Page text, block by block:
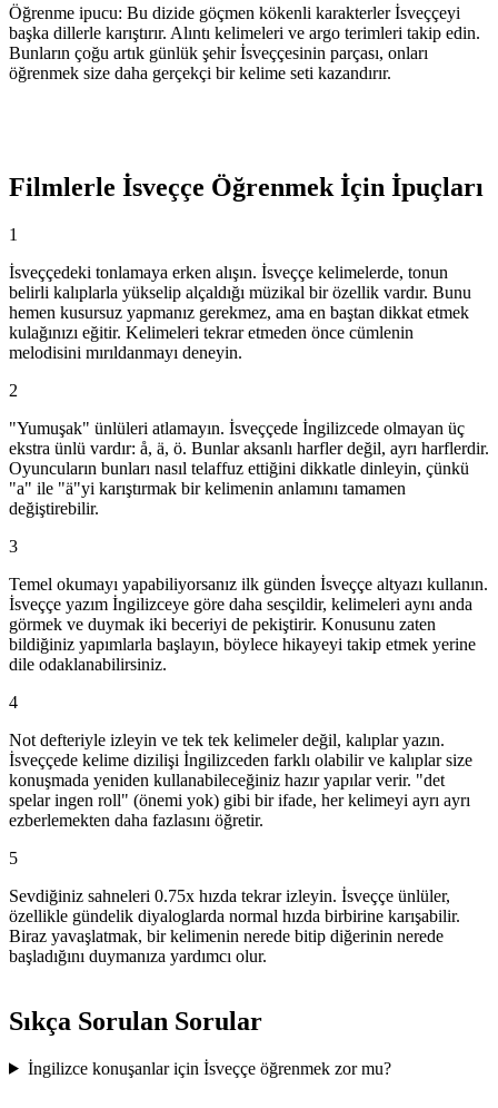
Öğrenme ipucu: Bu dizide göçmen kökenli karakterler İsveççeyi
başka dillerle karıştırır. Alıntı kelimeleri ve argo terimleri takip edin.
Bunların çoğu artık günlük şehir İsveççesinin parçası, onları
öğrenmek size daha gerçekçi bir kelime seti kazandırır.
Filmlerle İsveççe Öğrenmek İçin İpuçları
1
İsveççedeki tonlamaya erken alışın. İsveççe kelimelerde, tonun
belirli kalıplarla yükselip alçaldığı müzikal bir özellik vardır. Bunu
hemen kusursuz yapmanız gerekmez, ama en baştan dikkat etmek
kulağınızı eğitir. Kelimeleri tekrar etmeden önce cümlenin
melodisini mırıldanmayı deneyin.
2
"Yumuşak" ünlüleri atlamayın. İsveççede İngilizcede olmayan üç
ekstra ünlü vardır: å, ä, ö. Bunlar aksanlı harfler değil, ayrı harflerdir.
Oyuncuların bunları nasıl telaffuz ettiğini dikkatle dinleyin, çünkü
"a" ile "ä"yi karıştırmak bir kelimenin anlamını tamamen
değiştirebilir.
3
Temel okumayı yapabiliyorsanız ilk günden İsveççe altyazı kullanın.
İsveççe yazım İngilizceye göre daha sesçildir, kelimeleri aynı anda
görmek ve duymak iki beceriyi de pekiştirir. Konusunu zaten
bildiğiniz yapımlarla başlayın, böylece hikayeyi takip etmek yerine
dile odaklanabilirsiniz.
4
Not defteriyle izleyin ve tek tek kelimeler değil, kalıplar yazın.
İsveççede kelime dizilişi İngilizceden farklı olabilir ve kalıplar size
konuşmada yeniden kullanabileceğiniz hazır yapılar verir. "det
spelar ingen roll" (önemi yok) gibi bir ifade, her kelimeyi ayrı ayrı
ezberlemekten daha fazlasını öğretir.
5
Sevdiğiniz sahneleri 0.75x hızda tekrar izleyin. İsveççe ünlüler,
özellikle gündelik diyaloglarda normal hızda birbirine karışabilir.
Biraz yavaşlatmak, bir kelimenin nerede bitip diğerinin nerede
başladığını duymanıza yardımcı olur.
Sıkça Sorulan Sorular
İngilizce konuşanlar için İsveççe öğrenmek zor mu?